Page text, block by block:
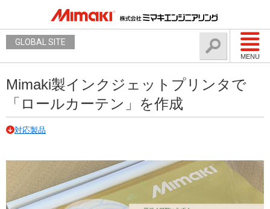
MENU
GLOBAL SITE
Mimaki製インクジェットプリンタで
「ロールカーテン」を作成
対応製品